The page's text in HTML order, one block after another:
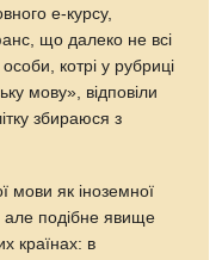
е-курсу,
що далеко не всі
особи, котрі у рубриці
мову», відповіли
збираюся з
мови як іноземної
але подібне явище
країнах: в